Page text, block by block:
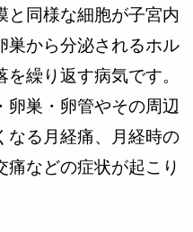
と同様な細胞が子宮内
巣から分泌されるホル
繰り返す病気です。
卵巣・卵管やその周辺
なる月経痛、月経時の
などの症状が起こり